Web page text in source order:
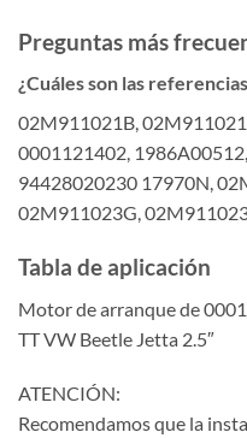
Preguntas más
¿Cuáles son las
02M911021B,
0001121402,
94428020230 17970N,
02M911023G,
Tabla de aplicación
Motor de arranque de
TT VW Beetle Jetta 2.5″
ATENCIÓN:
Recomendamos que la